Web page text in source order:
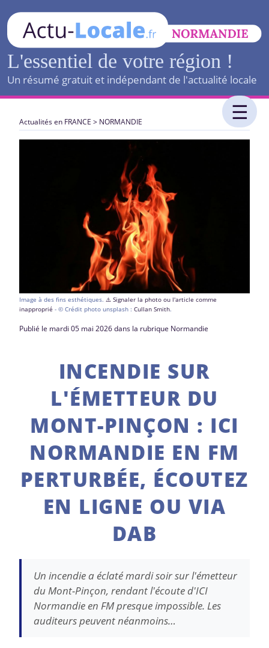
L'essentiel de votre région !
Un résumé gratuit et indépendant de l'actualité locale
Actualités en FRANCE > NORMANDIE
Image à des fins esthétiques. ⚠️ Signaler la photo ou l'article comme
inapproprié - © Crédit photo unsplash : Cullan Smith.
Publié le mardi 05 mai 2026 dans la rubrique Normandie
INCENDIE SUR
L'ÉMETTEUR DU
MONT-PINÇON : ICI
NORMANDIE EN FM
PERTURBÉE, ÉCOUTEZ
EN LIGNE OU VIA
DAB
Un incendie a éclaté mardi soir sur l'émetteur
du Mont-Pinçon, rendant l'écoute d'ICI
Normandie en FM presque impossible. Les
auditeurs peuvent néanmoins…